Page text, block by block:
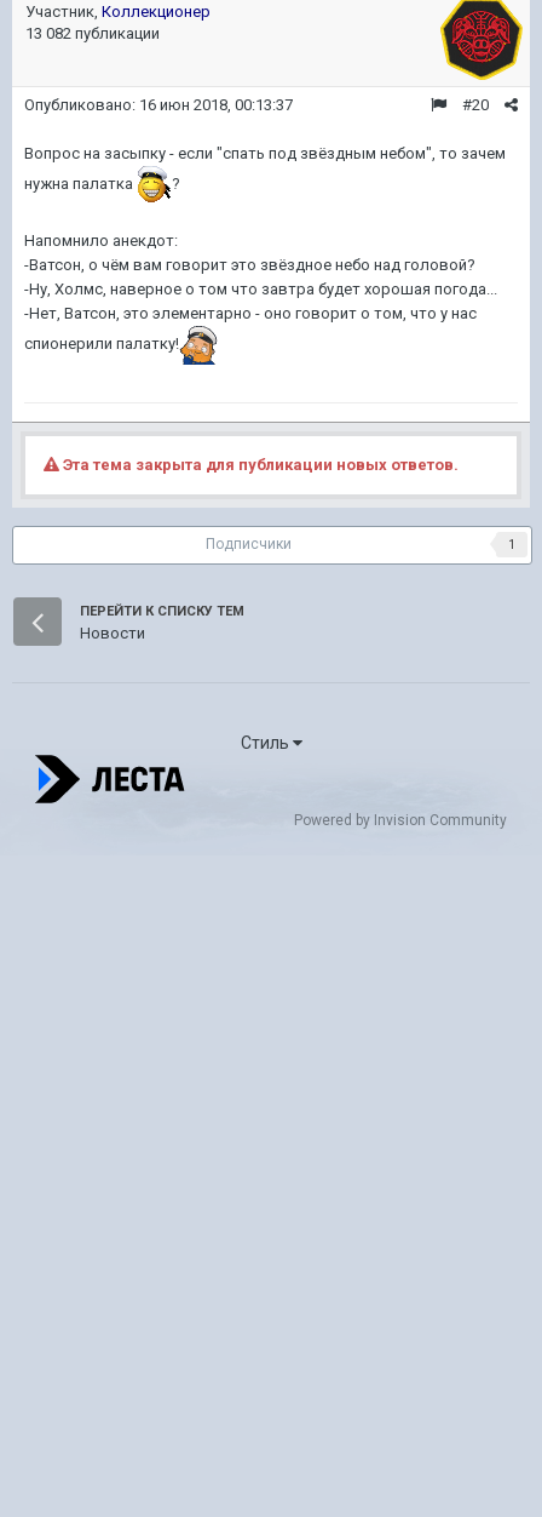
Участник, Коллекционер
13 082 публикации
#20
Опубликовано: 16 июн 2018, 00:13:37
Вопрос на засыпку - если "спать под звёздным небом", то зачем
нужна палатка
?
Напомнило анекдот:
-Ватсон, о чём вам говорит это звёздное небо над головой?
-Ну, Холмс, наверное о том что завтра будет хорошая погода...
-Нет, Ватсон, это элементарно - оно говорит о том, что у нас
спионерили палатку!
Эта тема закрыта для публикации новых ответов.
Подписчики 1
ПЕРЕЙТИ К СПИСКУ ТЕМ
Новости
Стиль
Powered by Invision Community